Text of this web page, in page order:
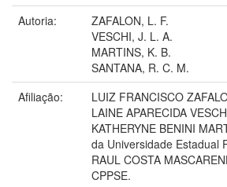
Autoria:
ZAFALON, L. F.
VESCHI, J. L. A.
MARTINS, K. B.
SANTANA, R. C. M.
Afiliação:
LUIZ FRANCISCO
LAINE APARECIDA
KATHERYNE BENINI
da Universidade Estadual
RAUL COSTA
CPPSE.